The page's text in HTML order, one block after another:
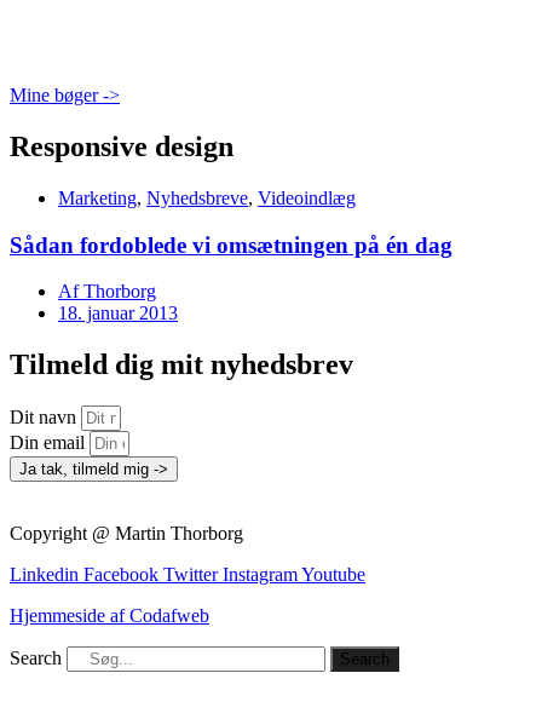
Mine bøger ->
Responsive design
Marketing, Nyhedsbreve, Videoindlæg
Sådan fordoblede vi omsætningen på én dag
AfThorborg
18. januar 2013
Tilmeld dig mit nyhedsbrev
Dit navn
Din email
Ja tak, tilmeld mig ->
Copyright @ Martin Thorborg
Linkedin Facebook Twitter InstagramYoutube
Hjemmeside af Codafweb
Search Search